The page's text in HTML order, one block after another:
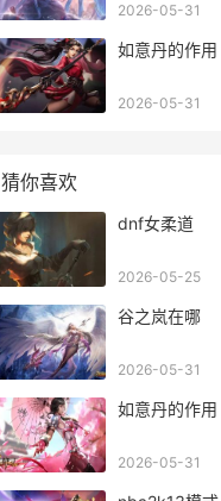
2026-05-31
如意丹的作用
2026-05-31
猜你喜欢
dnf女柔道
2026-05-25
谷之岚在哪
2026-05-31
如意丹的作用
2026-05-31